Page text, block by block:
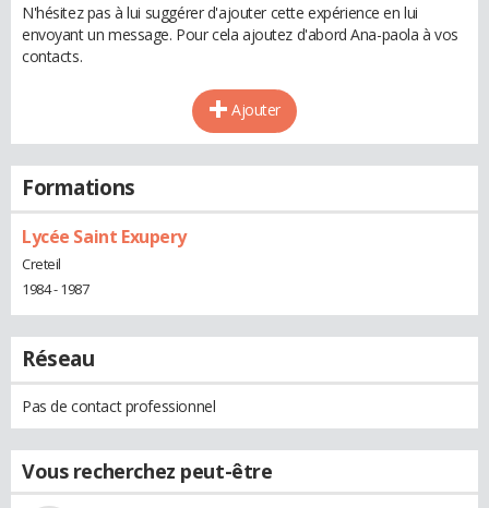
N'hésitez pas à lui suggérer d'ajouter cette expérience en lui
envoyant un message. Pour cela ajoutez d'abord Ana-paola à vos
contacts.
Ajouter
Formations
Lycée Saint Exupery
Creteil
1984 - 1987
Réseau
Pas de contact professionnel
Vous recherchez peut-être